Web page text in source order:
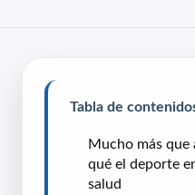
Tabla de
Mucho más
qué el deporte
salud